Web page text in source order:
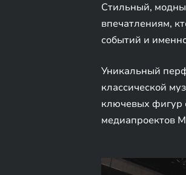
Стильный,
впечатлениям,
событий и
Уникальный
классической
ключевых фигур
медиапроектов